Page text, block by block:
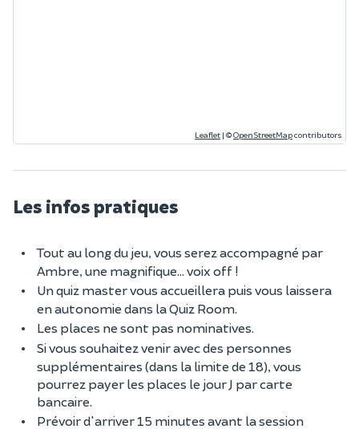
Leaflet | ©OpenStreetMapcontributors
Les infos pratiques
Tout au long du jeu, vous serez accompagné par
Ambre, une magnifique... voix off !
Un quiz master vous accueillera puis vous laissera
en autonomie dans la Quiz Room.
Les places ne sont pas nominatives.
Si vous souhaitez venir avec des personnes
supplémentaires (dans la limite de 18), vous
pourrez payer les places le jour J par carte
bancaire.
Prévoir d'arriver 15 minutes avant la session